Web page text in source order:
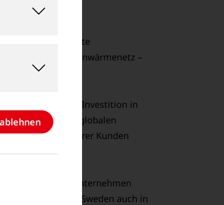
Energieeffiziente
an das lokale Fernwärmenetz –
Projekts: „Die Investition in
unserer globalen
unserer Kunden
„Als Familienunternehmen
Goldschmidt Sweden auch in